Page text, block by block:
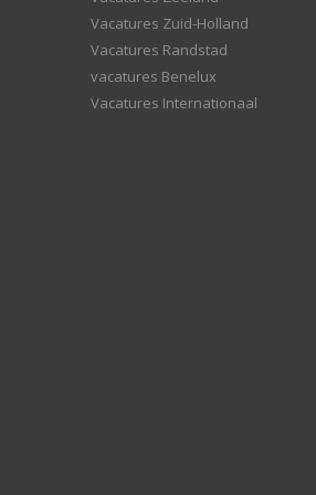
Vacatures Zuid-Holland
Vacatures Randstad
vacatures Benelux
Vacatures Internationaal